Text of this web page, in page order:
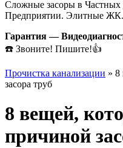
Сложные засоры в Частных
Предприятии. Элитные
Гарантия —
☎️ Звоните! Пишите!👍
Прочистка канализации » 8
засора труб
8 вещей,
причиной